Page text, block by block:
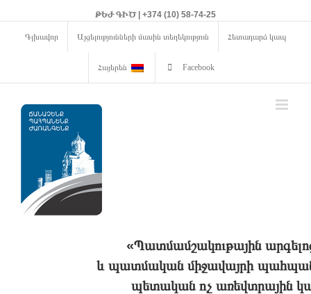
ԹԵԺ ԳԻԾ | +374 (10) 58-74-25
Գլխավոր Այցելությունների մասին տեղեկություն Հետադարձ կապ
Հայերեն Facebook
«Պատմամշակութային
և պատմական միջավայրի
պետական ոչ առեվտրային